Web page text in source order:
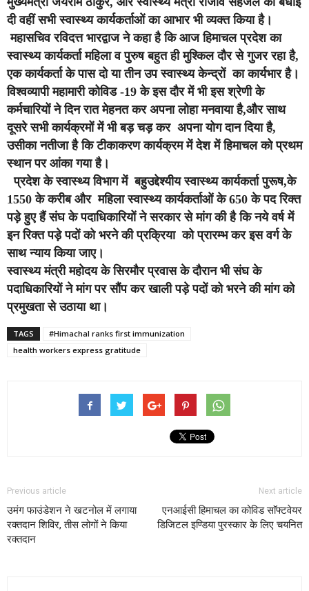
दी वहीं सभी स्वास्थ्य कार्यकर्ताओं का आभार भी व्यक्त किया है।
महासचिव रविदत्त भारद्वाज ने कहा है कि आज हिमाचल प्रदेश का
स्वास्थ्य कार्यकर्ता महिला व पुरुष बहुत ही मुश्किल दौर से गुजर रहा है,
एक कार्यकर्ता के पास दो या तीन उप स्वास्थ्य केन्द्रों का कार्यभार है।
विश्वव्यापी महामारी कोविड -19 के इस दौर में भी इस श्रेणी के
कर्मचारियों ने दिन रात मेहनत कर अपना लोहा मनवाया है,और साथ
दूसरे सभी कार्यक्रमों में भी बड़ चड़ कर अपना योग दान दिया है,
उसीका नतीजा है कि टीकाकरण कार्यक्रम में देश में हिमाचल को प्रथम
स्थान पर आंका गया है।
प्रदेश के स्वास्थ्य विभाग में बहुउद्देश्यीय स्वास्थ्य कार्यकर्ता पुरूष,के
1550 के करीब और महिला स्वास्थ्य कार्यकर्ताओं के 650 के पद रिक्त
पड़े हुए हैं संघ के पदाधिकारियों ने सरकार से मांग की है कि नये वर्ष में
इन रिक्त पड़े पदों को भरने की प्रक्रिया को प्रारम्भ कर इस वर्ग के
साथ न्याय किया जाए।
स्वास्थ्य मंत्री महोदय के सिरमौर प्रवास के दौरान भी संघ के
पदाधिकारियों ने मांग पर सौंप कर खाली पड़े पदों को भरने की मांग को
प्रमुखता से उठाया था।
TAGS
#Himachal ranks first immunization
health workers express gratitude
Previous article
उमंग फाउंडेशन ने खटनोल में लगाया
रक्तदान शिविर, तीस लोगों ने किया
रक्तदान
Next article
एनआईसी हिमाचल का कोविड साॅफ्टवेयर
डिजिटल इण्डिया पुरस्कार के लिए चयनित